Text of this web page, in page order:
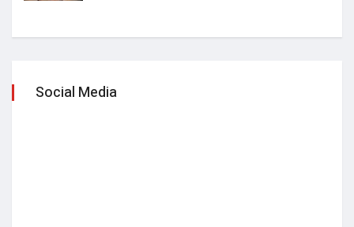
Social Media